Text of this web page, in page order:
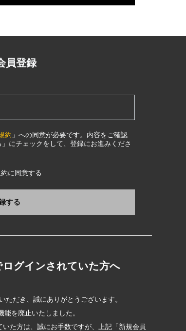
員登録
約 」への同意が必要です。内容をご確認
にチェックをして、登録にお進みくださ
に同意する
する
グインされていた方へ
だき、誠にありがとうございます。
を廃止いたしました。
た方は、誠にお手数ですが、上記「新規会員